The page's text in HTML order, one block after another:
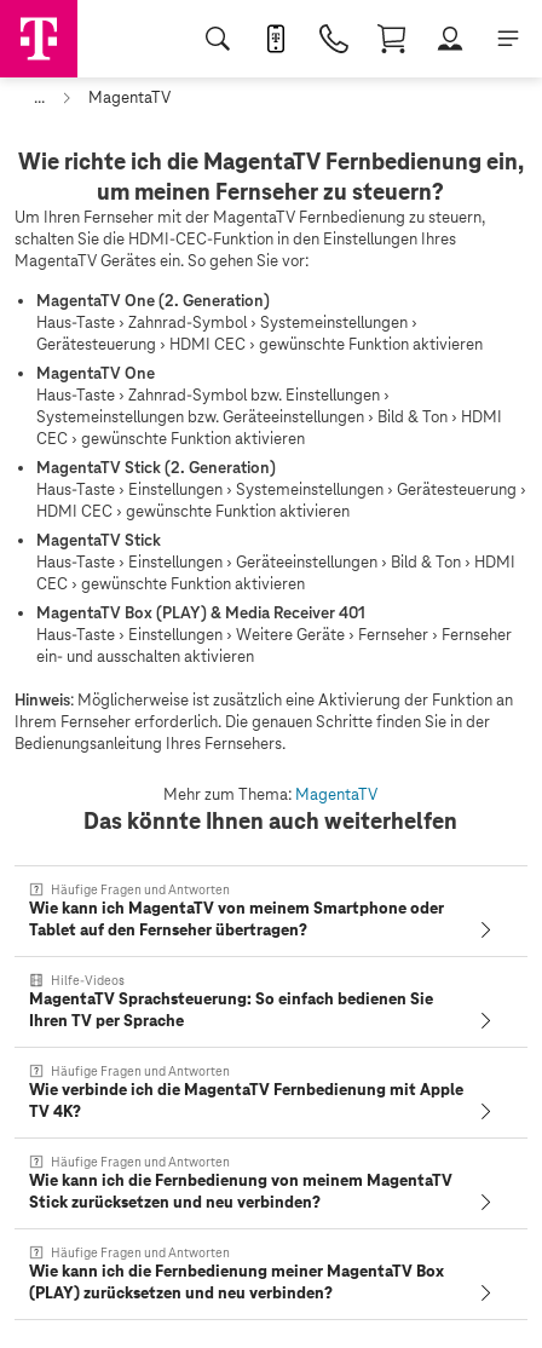
... MagentaTV
Wie richte ich die MagentaTV Fernbedienung ein,
um meinen Fernseher zu steuern?
Um Ihren Fernseher mit der MagentaTV Fernbedienung zu steuern,
schalten Sie die HDMI-CEC-Funktion in den Einstellungen Ihres
MagentaTV Gerätes ein. So gehen Sie vor:
MagentaTV One (2. Generation)
Haus-Taste › Zahnrad-Symbol › Systemeinstellungen ›
Gerätesteuerung › HDMI CEC › gewünschte Funktion aktivieren
MagentaTV One
Haus-Taste › Zahnrad-Symbol bzw. Einstellungen ›
Systemeinstellungen bzw. Geräteeinstellungen › Bild & Ton › HDMI
CEC › gewünschte Funktion aktivieren
MagentaTV Stick (2. Generation)
Haus-Taste › Einstellungen › Systemeinstellungen › Gerätesteuerung ›
HDMI CEC › gewünschte Funktion aktivieren
MagentaTV Stick
Haus-Taste › Einstellungen › Geräteeinstellungen › Bild & Ton › HDMI
CEC › gewünschte Funktion aktivieren
MagentaTV Box (PLAY) & Media Receiver 401
Haus-Taste › Einstellungen › Weitere Geräte › Fernseher › Fernseher
ein- und ausschalten aktivieren
Hinweis: Möglicherweise ist zusätzlich eine Aktivierung der Funktion an
Ihrem Fernseher erforderlich. Die genauen Schritte finden Sie in der
Bedienungsanleitung Ihres Fernsehers.
Mehr zum Thema: MagentaTV
Das könnte Ihnen auch weiterhelfen
Häufige Fragen und Antworten
Wie kann ich MagentaTV von meinem Smartphone oder
Tablet auf den Fernseher übertragen?
Hilfe-Videos
MagentaTV Sprachsteuerung: So einfach bedienen Sie
Ihren TV per Sprache
Häufige Fragen und Antworten
Wie verbinde ich die MagentaTV Fernbedienung mit Apple
TV 4K?
Häufige Fragen und Antworten
Wie kann ich die Fernbedienung von meinem MagentaTV
Stick zurücksetzen und neu verbinden?
Häufige Fragen und Antworten
Wie kann ich die Fernbedienung meiner MagentaTV Box
(PLAY) zurücksetzen und neu verbinden?